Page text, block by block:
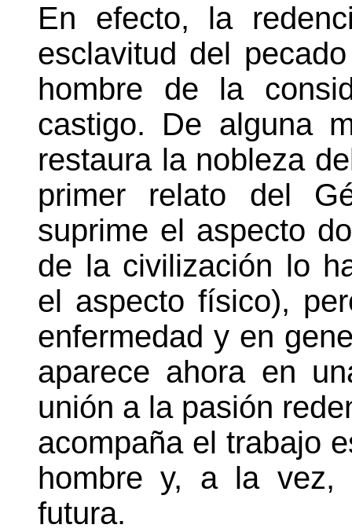
En efecto, la
esclavitud del
hombre de la
castigo. De alguna
restaura la nobleza
primer relato del
suprime el aspecto
de la civilización lo
el aspecto físico),
enfermedad y en
aparece ahora en
unión a la pasión
acompaña el trabajo
hombre y, a la vez,
futura.